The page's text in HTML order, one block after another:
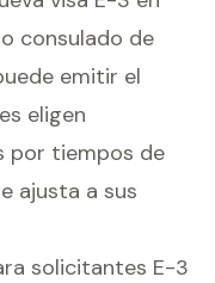
consulado de
emitir el
eligen
por tiempos de
ajusta a sus
solicitantes E-3